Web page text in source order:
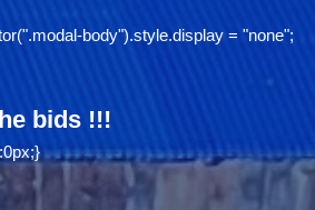
body").style.display = "none";
bids !!!